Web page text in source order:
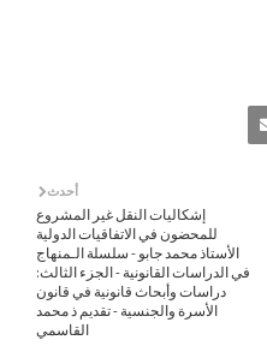
أحدث
إشكاليات النقل غير المشروع
للمحضون في الاتفاقيات الدولية
الأستاذ محمد جابو - سلسلة الـمنهاج
في الدراسات القانونية - الجزء الثالث:
دراسات وأبحاث قانونية في قانون
الأسرة والجنسية - تقديم ذ محمد
القاسمي